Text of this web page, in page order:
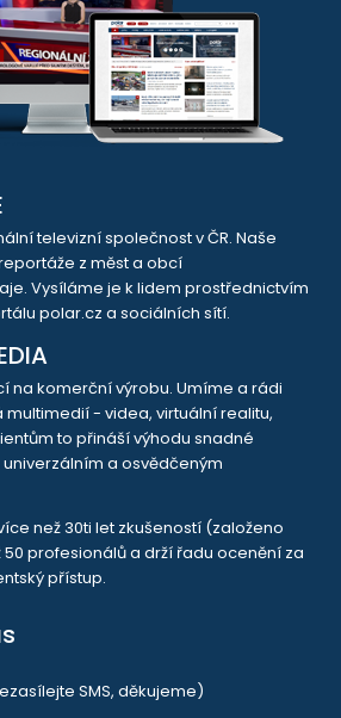
televizní společnost v ČR. Naše
z měst a obcí
Vysíláme je k lidem prostřednictvím
polar.cz a sociálních sítí.
na komerční výrobu. Umíme a rádi
multimedií - videa, virtuální realitu,
to přináší výhodu snadné
a osvědčeným
než 30ti let zkušeností (založeno
50 profesionálů a drží řadu ocenění za
přístup.
SMS, děkujeme)